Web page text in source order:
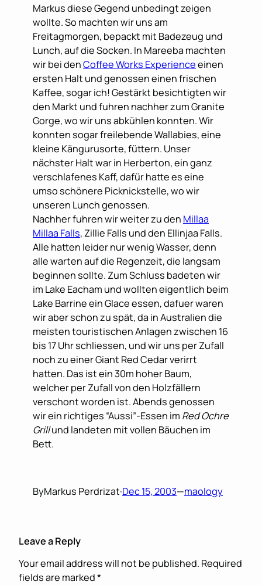
Markus diese Gegend unbedingt zeigen
wollte. So machten wir uns am
Freitagmorgen, bepackt mit Badezeug und
Lunch, auf die Socken. In Mareeba machten
wir bei denCoffee Works Experienceeinen
ersten Halt und genossen einen frischen
Kaffee, sogar ich! Gestärkt besichtigten wir
den Markt und fuhren nachher zum Granite
Gorge, wo wir uns abkühlen konnten. Wir
konnten sogar freilebende Wallabies, eine
kleine Kängurusorte, füttern. Unser
nächster Halt war in Herberton, ein ganz
verschlafenes Kaff, dafür hatte es eine
umso schönere Picknickstelle, wo wir
unseren Lunch genossen.
Nachher fuhren wir weiter zu den Millaa
Millaa Falls, Zillie Falls und den Ellinjaa Falls.
Alle hatten leider nur wenig Wasser, denn
alle warten auf die Regenzeit, die langsam
beginnen sollte. Zum Schluss badeten wir
im Lake Eacham und wollten eigentlich beim
Lake Barrine ein Glace essen, dafuer waren
wir aber schon zu spät, da in Australien die
meisten touristischen Anlagen zwischen 16
bis 17 Uhr schliessen, und wir uns per Zufall
noch zu einer Giant Red Cedar verirrt
hatten. Das ist ein 30m hoher Baum,
welcher per Zufall von den Holzfällern
verschont worden ist. Abends genossen
wir ein richtiges “Aussi”-Essen im Red Ochre
Grillund landeten mit vollen Bäuchen im
Bett.
ByMarkus Perdrizat·Dec 15, 2003—maology
Leave a Reply
Your email address will not be published. Required
fields are marked*